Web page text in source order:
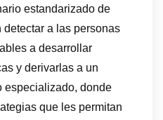
estandarizado de
a las personas
a desarrollar
y derivarlas a un
especializado, donde
que les permitan